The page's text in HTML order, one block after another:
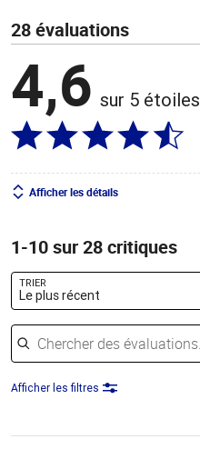
28 évaluations
4,6 sur 5 étoiles
Afficher les détails
1-10 sur 28 critiques
TRIER
Le plus récent
Chercher des évaluations
Afficher les filtres